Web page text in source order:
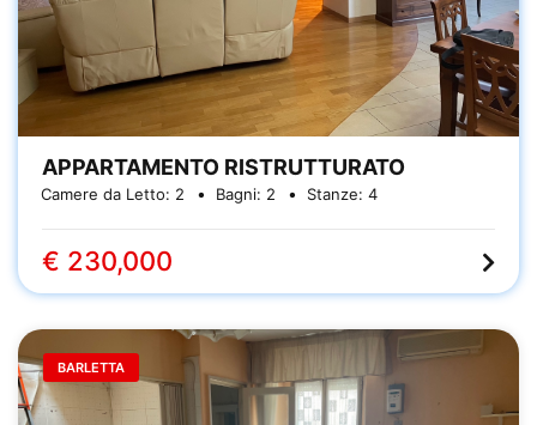
APPARTAMENTO RISTRUTTURATO
Camere da Letto: 2 Bagni: 2 Stanze: 4
€ 230,000
BARLETTA